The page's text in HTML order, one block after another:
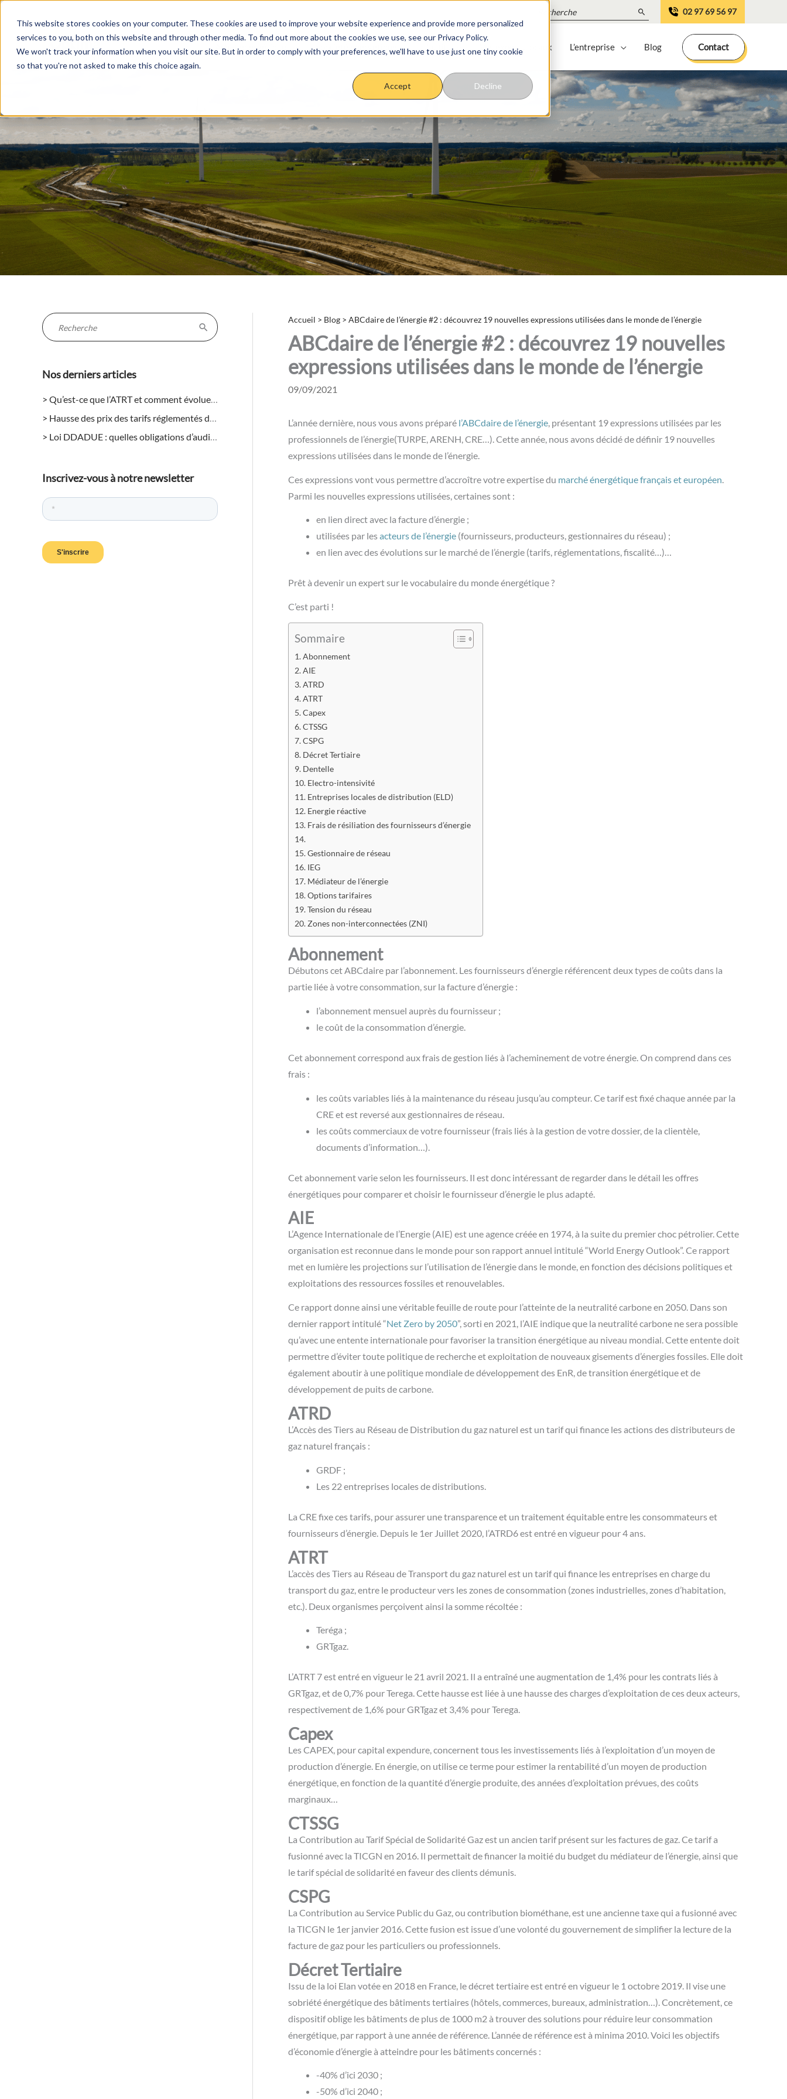
This website stores cookies on your computer. These cookies are used to improve your website experience and provide more personalized
services to you, both on this website and through other media. To find out more about the cookies we use, see our Privacy Policy.
We won't track your information when you visit our site. But in order to comply with your preferences, we'll have to use just one tiny cookie
so that you're not asked to make this choice again.
Accept Decline
Aller
contenu
Search
for:
02 97 69 56 97
Achat énergétique Sobriété énergétique Outils Vos experts locaux L’entreprise Blog Contact
R
h
r
Nos derniers articles
Qu’est-ce que l’ATRT et comment évolue-t-il en 2026 pour les entreprises ?
Hausse des prix des tarifs réglementés de l’électricité en août 2026 : quels impacts pour les entreprises ?
Loi DDADUE : quelles obligations d’audit énergétique pour les entreprises ?
Inscrivez-vous à notre newsletter
Accueil > Blog > ABCdaire de l’énergie #2 : découvrez 19 nouvelles expressions utilisées dans le monde de l’énergie
ABCdaire de l’énergie #2 : découvrez 19 nouvelles
expressions utilisées dans le monde de l’énergie
09/09/2021
L’année dernière, nous vous avons préparé l’ABCdairede l’énergie , présentant 19 expressions utilisées par les
professionnels de l’énergie(TURPE, ARENH, CRE…). Cette année, nous avons décidé de définir 19 nouvelles
expressions utilisées dans le monde de l’énergie.
Ces expressions vont vous permettre d’accroître votre expertise du marché énergétique français et européen
Parmi les nouvelles expressions utilisées, certaines sont :
en lien direct avec la facture d’énergie ;
utilisées par lesacteurs de l’énergie (fournisseurs, producteurs, gestionnaires du réseau) ;
en lien avec des évolutions sur le marché de l’énergie (tarifs, réglementations,fiscalité…)…
Prêt à devenir un expert sur le vocabulaire du monde énergétique ?
C’est parti !
Sommaire
Abonnement
AIE
ATRD
ATRT
Capex
CTSSG
CSPG
Décret Tertiaire
Dentelle
Electro-intensivité
Entreprises locales de distribution (ELD)
Energie réactive
Frais de résiliation des fournisseurs d’énergie
Gestionnaire de réseau
IEG
Médiateur de l’énergie
Options tarifaires
Tension du réseau
Zones non-interconnectées (ZNI)
Abonnement
Débutons cet ABCdaire par l’abonnement. Les fournisseurs d’énergie référencent deux types de coûts dans la
partie liée à votre consommation, sur la facture d’énergie :
l’abonnement mensuel auprès du fournisseur ;
le coût de la consommation d’énergie.
Cet abonnement correspond aux frais de gestion liés à l’acheminement de votre énergie. On comprend dans ces
frais :
les coûts variables liés à la maintenance du réseau jusqu’au compteur. Ce tarif est fixé chaque année par la
CREet est reversé aux gestionnaires de réseau.
les coûts commerciaux de votre fournisseur (frais liés à la gestion de votre dossier, de la clientèle,
documents d’information…).
Cet abonnement varie selon les fournisseurs. Il est donc intéressant de regarder dans le détail les offres
énergétiques pour comparer et choisir lefournisseur d’énergie le plus adapté.
AIE
L’Agence Internationale de l’Energie (AIE) est une agence créée en 1974, à la suite du premier choc pétrolier. Cette
organisation est reconnue dans le monde pour son rapport annuel intitulé “World Energy Outlook”. Ce rapport
met en lumière les projections sur l’utilisation de l’énergie dans le monde, en fonction des décisions politiques et
exploitations des ressources fossiles et renouvelables.
Ce rapport donne ainsi une véritable feuille de route pour l’atteinte de la neutralité carbone en 2050. Dans son
dernier rapport intitulé “Net Zero by 2050”, sorti en 2021, l’AIE indique que la neutralité carbone ne sera possible
qu’avec une entente internationale pour favoriser la transition énergétique au niveau mondial. Cette entente doit
permettre d’éviter toute politique de recherche et exploitation de nouveaux gisements d’énergies fossiles. Elle doit
également aboutir à une politique mondiale de développement des EnR, de transition énergétique et de
développement de puits de carbone.
ATRD
L’Accès des Tiers au Réseau de Distribution du gaz naturel est un tarif qui finance les actions des distributeurs de
gaz naturel français :
GRDF ;
Les 22 entreprises locales de distributions.
La CRE fixe ces tarifs, pour assurer une transparence et un traitement équitable entre les consommateurs et
fournisseurs d’énergie. Depuis le 1er Juillet 2020, l’ATRD6 est entré en vigueur pour 4 ans.
ATRT
L’accès des Tiers au Réseau de Transport du gaz naturel est un tarif qui finance les entreprises en charge du
transport du gaz, entre le producteur vers les zones de consommation (zones industrielles, zones d’habitation,
etc.). Deux organismes perçoivent ainsi la somme récoltée :
Teréga ;
GRTgaz.
L’ATRT 7est entré en vigueur le 21 avril 2021. Il a entraîné une augmentation de 1,4% pour les contrats liés à
GRTgaz, et de 0,7% pour Terega. Cette hausse est liée à une hausse des charges d’exploitation de ces deux acteurs,
respectivement de 1,6% pour GRTgaz et 3,4% pour Terega.
Capex
Les CAPEX, pour capital expendure, concernent tous les investissements liés à l’exploitation d’un moyen de
production d’énergie. En énergie, on utilise ce terme pour estimer la rentabilité d’un moyen de production
énergétique, en fonction de la quantité d’énergie produite, des années d’exploitation prévues, des coûts
marginaux…
CTSSG
La Contribution au Tarif Spécial de Solidarité Gaz est un ancien tarif présent sur les factures de gaz. Ce tarif a
fusionné avec la TICGN en 2016. Il permettait de financer la moitié du budget du médiateur de l’énergie, ainsi que
le tarif spécial de solidarité en faveur des clients démunis.
CSPG
La Contribution au Service Public du Gaz, ou contribution biométhane, est une ancienne taxe qui a fusionné avec
la TICGN le 1er janvier 2016. Cette fusion est issue d’une volonté du gouvernement de simplifier la lecture de la
facture de gaz pour les particuliers ou professionnels.
Décret Tertiaire
Issu de la loi Elan votée en 2018 en France, le décret tertiaire est entré en vigueur le 1 octobre 2019. Il vise une
sobriété énergétique des bâtiments tertiaires (hôtels, commerces, bureaux, administration…). Concrètement, ce
dispositif oblige les bâtiments de plus de 1000 m2 à trouver des solutions pour réduire leur consommation
énergétique, par rapport à une année de référence. L’année de référence est à minima 2010. Voici les objectifs
d’économie d’énergie à atteindre pour les bâtiments concernés :
-40% d’ici 2030 ;
-50% d’ici 2040 ;